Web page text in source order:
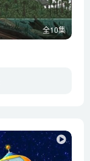
全10集